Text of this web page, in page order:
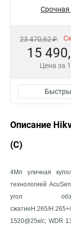
Срочная
23 470,62 ₽
15
Цена за
Описание
(C)
4Мп уличная
технологией
угол
сжатиеH.265/
1520@25к/с; WDR